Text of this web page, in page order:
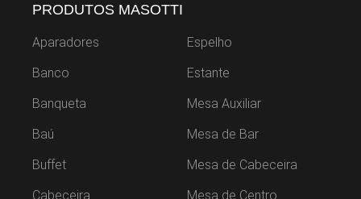
PRODUTOS MASOTTI
Aparadores
Banco
Banqueta
Baú
Buffet
Cabeceira
Espelho
Estante
Mesa Auxiliar
Mesa de Bar
Mesa de Cabeceira
Mesa de Centro